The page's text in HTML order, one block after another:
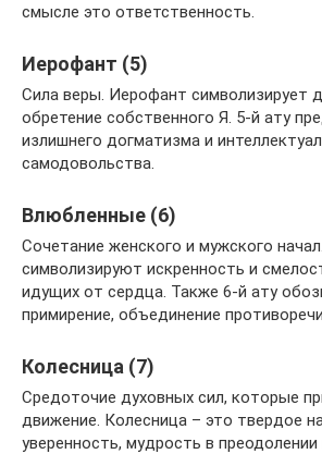
смысле это ответственность.
Иерофант (5)
Сила веры. Иерофант символизирует
обретение собственного Я. 5-й ату
излишнего догматизма и
самодовольства.
Влюбленные (6)
Сочетание женского и мужского
символизируют искренность и
идущих от сердца. Также 6-й ату
примирение, объединение
Колесница (7)
Средоточие духовных сил, которые
движение. Колесница – это твердое
уверенность, мудрость в преодолении